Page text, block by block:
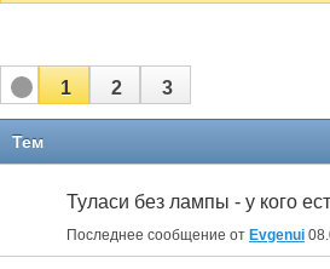
1 2 3
Тем
Туласи без лампы - у кого
Последнее сообщение от Evgenui